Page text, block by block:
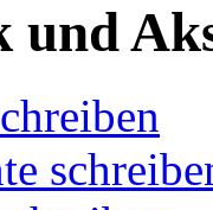
und